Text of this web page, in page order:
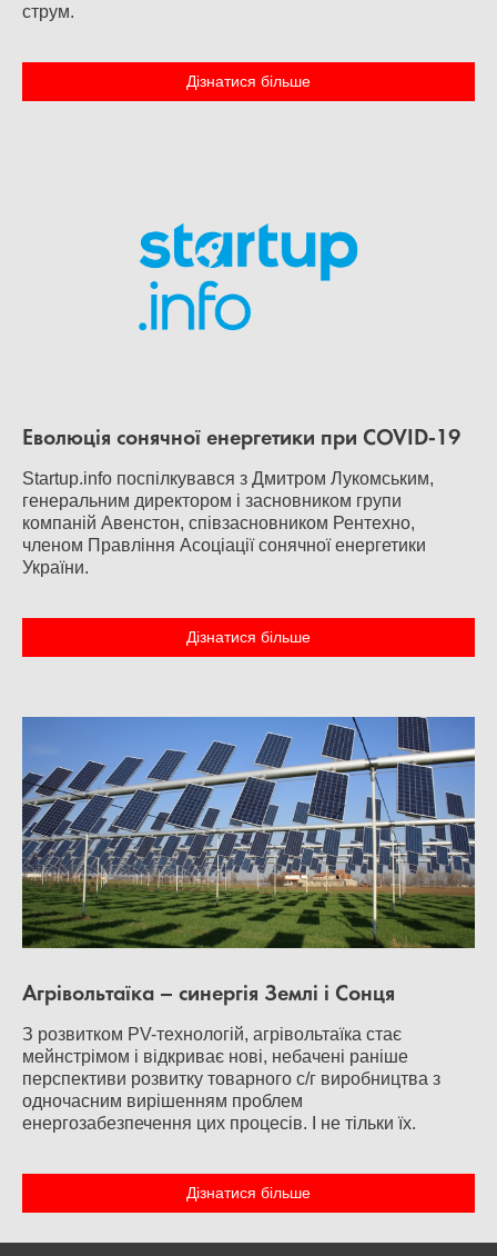
струм.
Дізнатися більше
Еволюція сонячної енергетики при COVID-19
Startup.info поспілкувався з Дмитром Лукомським,
генеральним директором і засновником групи
компаній Авенстон, співзасновником Рентехно,
членом Правління Асоціації сонячної енергетики
України.
Дізнатися більше
Агрівольтаїка – синергія Землі і Сонця
З розвитком PV-технологій, агрівольтаїка стає
мейнстрімом і відкриває нові, небачені раніше
перспективи розвитку товарного с/г виробництва з
одночасним вирішенням проблем
енергозабезпечення цих процесів. І не тільки їх.
Дізнатися більше